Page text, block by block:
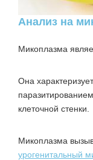
Анализ на
Микоплазма
Она
клеточной стенки.
Микоплазма
урогенитальный